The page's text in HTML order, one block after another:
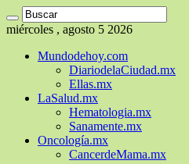
miércoles , agosto 5 2026
Mundodehoy.com
DiariodelaCiudad.mx
Ellas.mx
LaSalud.mx
Hematologia.mx
Sanamente.mx
Oncología.mx
CancerdeMama.mx